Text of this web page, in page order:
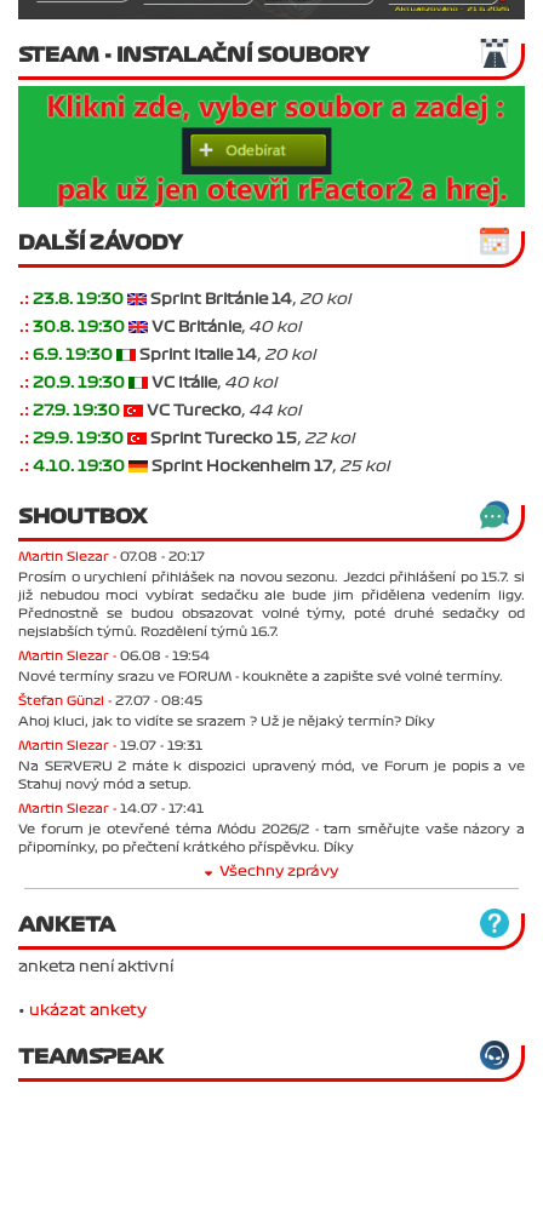
STEAM - INSTALAČNÍ SOUBORY
DALŠÍ ZÁVODY
.: 23.8. 19:30 Sprint Británie 14, 20 kol
.: 30.8. 19:30 VC Británie, 40 kol
.: 6.9. 19:30 Sprint Italie 14, 20 kol
.: 20.9. 19:30 VC Itálie, 40 kol
.: 27.9. 19:30 VC Turecko, 44 kol
.: 29.9. 19:30 Sprint Turecko 15, 22 kol
.: 4.10. 19:30 Sprint Hockenheim 17, 25 kol
SHOUTBOX
Martin Slezar - 07.08 - 20:17
Prosím o urychlení přihlášek na novou sezonu. Jezdci přihlášení po 15.7. si
již nebudou moci vybírat sedačku ale bude jim přidělena vedením ligy.
Přednostně se budou obsazovat volné týmy, poté druhé sedačky od
nejslabších týmů. Rozdělení týmů 16.7.
Martin Slezar - 06.08 - 19:54
Nové termíny srazu ve FORUM - koukněte a zapište své volné termíny.
Štefan Günzl - 27.07 - 08:45
Ahoj kluci, jak to vidíte se srazem ? Už je nějaký termín? Díky
Martin Slezar - 19.07 - 19:31
Na SERVERU 2 máte k dispozici upravený mód, ve Forum je popis a ve
Stahuj nový mód a setup.
Martin Slezar - 14.07 - 17:41
Ve forum je otevřené téma Módu 2026/2 - tam směřujte vaše názory a
připomínky, po přečtení krátkého příspěvku. Díky
Všechny zprávy
ANKETA
anketa není aktivní
• ukázat ankety
TEAMSPEAK